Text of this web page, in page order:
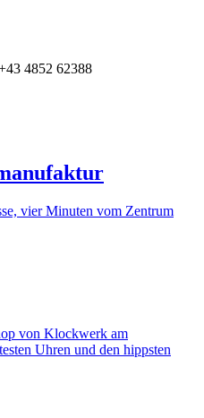
4852 62388
vier Minuten vom Zentrum
von Klockwerk am
Uhren und den hippsten